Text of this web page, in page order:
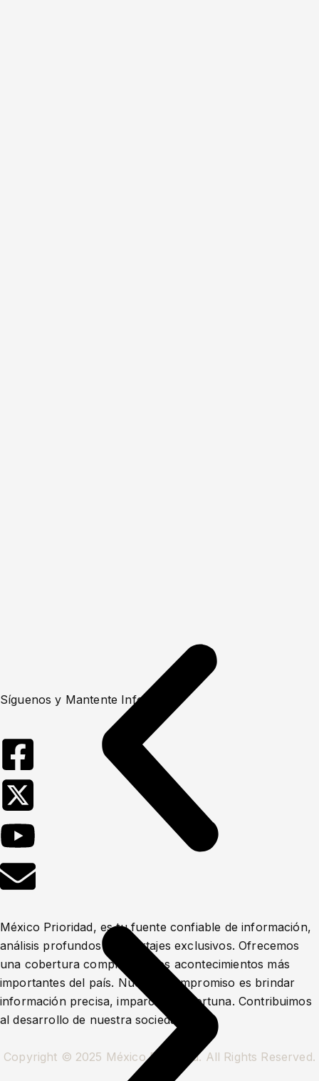
Síguenos y Mantente Informado
México Prioridad, es tu fuente confiable de información,
análisis profundos y reportajes exclusivos. Ofrecemos
una cobertura completa de los acontecimientos más
importantes del país. Nuestro compromiso es brindar
información precisa, imparcial y oportuna. Contribuimos
al desarrollo de nuestra sociedad.
Copyright © 2025 México Prioridad. All Rights Reserved.